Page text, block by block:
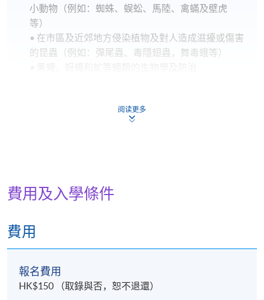
小動物（例如：蜘蛛、蜈蚣、馬陸、禽蟎及壁虎
等）
• 在市區及近郊地方侵染植物及對人造成滋擾或傷害
的昆蟲（例如：彈尾蟲、毒隱翅蟲，舞毒蛾等）
筆試 (評核比重 75%)
學員出席率須達 70% 或以上，並通過評核取得合格
頒授「證書（單元：蟲害管理進階策略）」
共15節課
總課時：39小時 (不包括2小時評核試)
阅读更多
費用及入學條件
費用
報名費用
HK$150 （取錄與否，恕不退還）